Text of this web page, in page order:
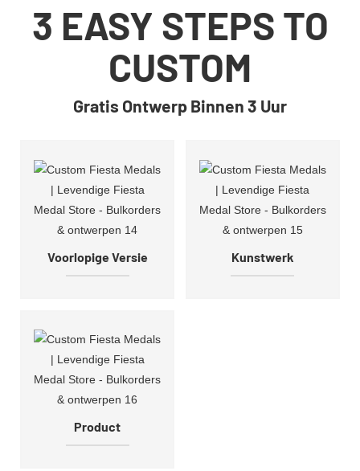
3 EASY STEPS TO
CUSTOM
Gratis Ontwerp Binnen 3 Uur
Voorlopige Versie Kunstwerk
Product